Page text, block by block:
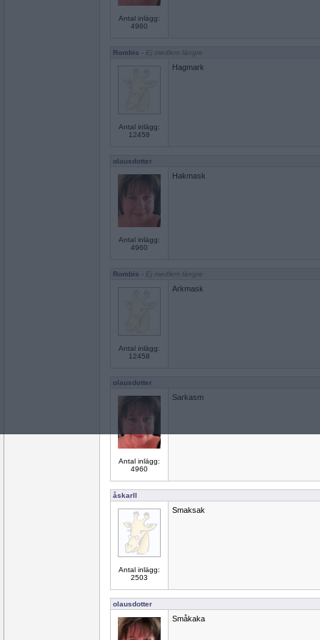
Antal inlägg:
4960
Rombis - Ej medlem längre
Antal inlägg:
12458
Hagmark
olausdotter
Antal inlägg:
4960
Hakmask
Rombis - Ej medlem längre
Antal inlägg:
12458
Arkmask
olausdotter
Antal inlägg:
4960
Sarkasm
åskarll
Antal inlägg:
2503
Smaksak
olausdotter
Småkaka